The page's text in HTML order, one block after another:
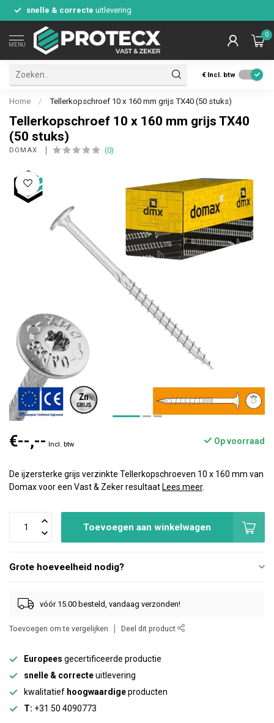
snelle & correcte uitlevering
MENU
0
€ Incl. btw
Home / Tellerkopschroef 10 x 160 mm grijs TX40 (50 stuks)
Tellerkopschroef 10 x 160 mm grijs TX40
(50 stuks)
DOMAX (0)
€--,-- Incl. btw Op voorraad
De ijzersterke grijs verzinkte Tellerkopschroeven 10 x 160 mm van
Domax voor een Vast & Zeker resultaat Lees meer.
Toevoegen aan winkelwagen
Grote hoeveelheid nodig?
vóór 15.00 besteld, vandaag verzonden!
Toevoegen om te vergelijken Deel dit product
Europees gecertificeerde productie
snelle & correcteuitlevering
kwalitatief hoogwaardigeproducten
T: +31 50 4090773